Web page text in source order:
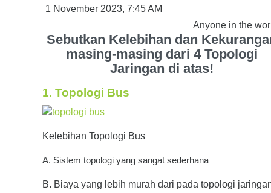
1 November 2023, 7:45 AM
Anyone in the
Sebutkan Kelebihan dan
masing-masing dari 4 Topologi
Jaringan di atas!
1. Topologi Bus
Kelebihan Topologi Bus
A. Sistem topologi yang sangat sederhana
B. Biaya yang lebih murah dari pada topologi